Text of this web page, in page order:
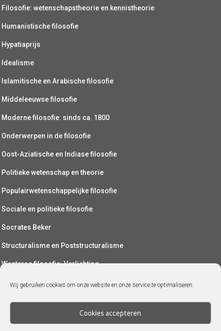
Wij gebruiken cookies om onze website en onze service te optimaliseren.
Cookies accepteren
Filosofie: wetenschapstheorie en kennistheorie
Humanistische filosofie
Hypatiaprijs
Idealisme
Islamitische en Arabische filosofie
Middeleeuwse filosofie
Moderne filosofie: sinds ca. 1800
Onderwerpen in de filosofie
Oost-Aziatische en Indiase filosofie
Politieke wetenschap en theorie
Populairwetenschappelijke filosofie
Sociale en politieke filosofie
Socrates Beker
Structuralisme en Poststructuralisme
Westerse filosofie: Verlichting
Wetenschapsfilosofie
Yoga (als filosofie)